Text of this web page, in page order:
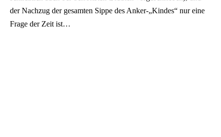
der Nachzug der gesamten Sippe des Anker-„Kindes“ nur eine
Frage der Zeit ist…